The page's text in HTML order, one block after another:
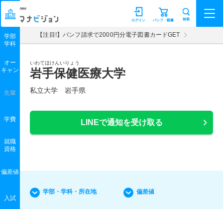
マナビジョン パンフ・願書
ログイン 検索
【注目!】パンフ請求で2000円分電子図書カードGET
いわてほけんいりょう
岩手保健医療大学
私立大学 岩手県
LINEで通知を受け取る
学部
学科
オー
キャン
先輩
学費
就職
資格
偏差値
入試
学部・学科・所在地 偏差値